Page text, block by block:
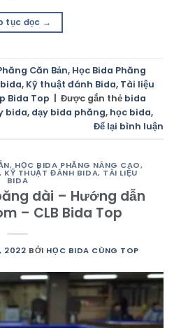
tục đọc →
Căn Bản, Học Bida Phăng
, Kỹ thuật đánh Bida, Tài liệu
Bida Top Được gắn thẻ bida
bida, dạy bida phăng, học bida,
Để lại bình luận
, HỌC BIDA PHĂNG NÂNG CAO,
, KỸ THUẬT ĐÁNH BIDA, TÀI LIỆU
BIDA
dài – Hướng dẫn
– CLB Bida Top
2022 BỞI HỌC BIDA CÙNG TOP